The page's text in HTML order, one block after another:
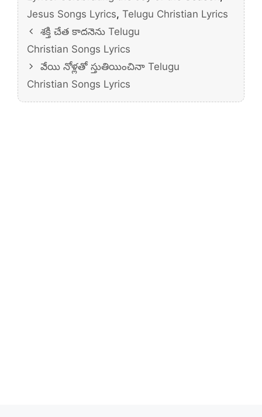
Jesus Songs Lyrics, Telugu Christian Lyrics
శక్తి చేత కాదనెను Telugu
Christian Songs Lyrics
వేయి నోళ్లతో స్తుతియించినా Telugu
Christian Songs Lyrics